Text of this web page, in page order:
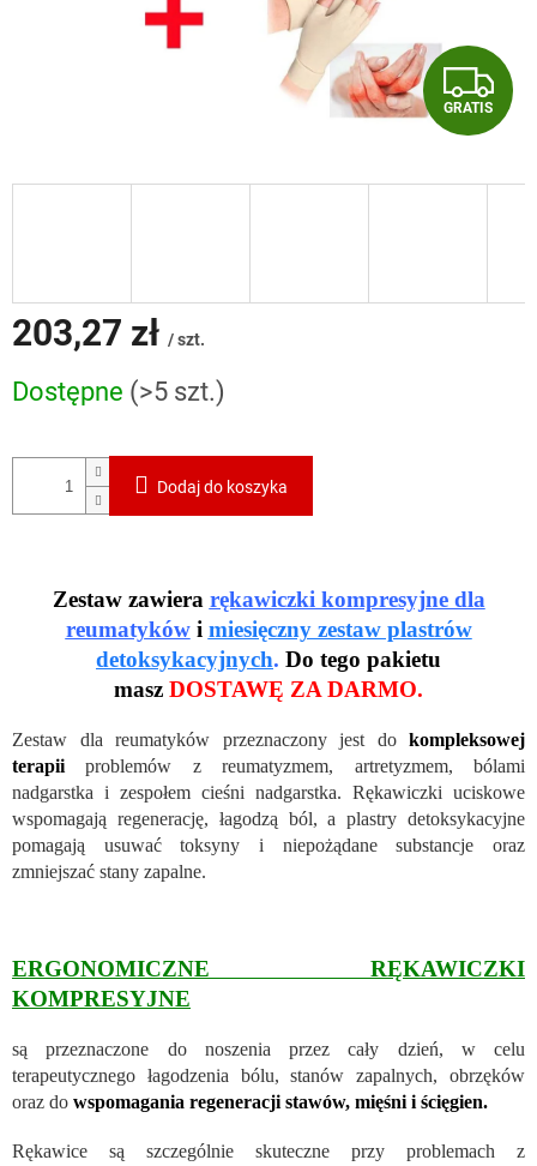
G
R
A
GRATIS
203,27 zł / szt.
jednostkowa:
Dostępne (>5 szt.)
Dodaj do koszyka
Zestaw zawiera rękawiczki kompresyjne dla
reumatykówi miesięczny zestaw plastrów
detoksykacyjnych. Do tego pakietu
masz DOSTAWĘ ZA DARMO.
Zestaw dla reumatyków przeznaczony jest do
kompleksowej
terapii problemów z reumatyzmem, artretyzmem, bólami
nadgarstka i zespołem cieśni nadgarstka. Rękawiczki uciskowe
wspomagają regenerację, łagodzą ból, a plastry detoksykacyjne
pomagają usuwać toksyny i niepożądane substancje oraz
zmniejszać stany zapalne.
ERGONOMICZNE RĘKAWICZKI
KOMPRESYJNE
są przeznaczone do noszenia przez cały dzień, w celu
terapeutycznego łagodzenia bólu, stanów zapalnych, obrzęków
oraz do wspomagania regeneracji stawów, mięśni i ścięgien.
Rękawice są szczególnie skuteczne przy problemach z